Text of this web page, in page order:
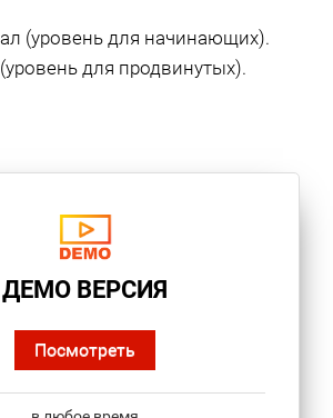
(уровень для начинающих).
для продвинутых).
ДЕМО ВЕРСИЯ
Посмотреть